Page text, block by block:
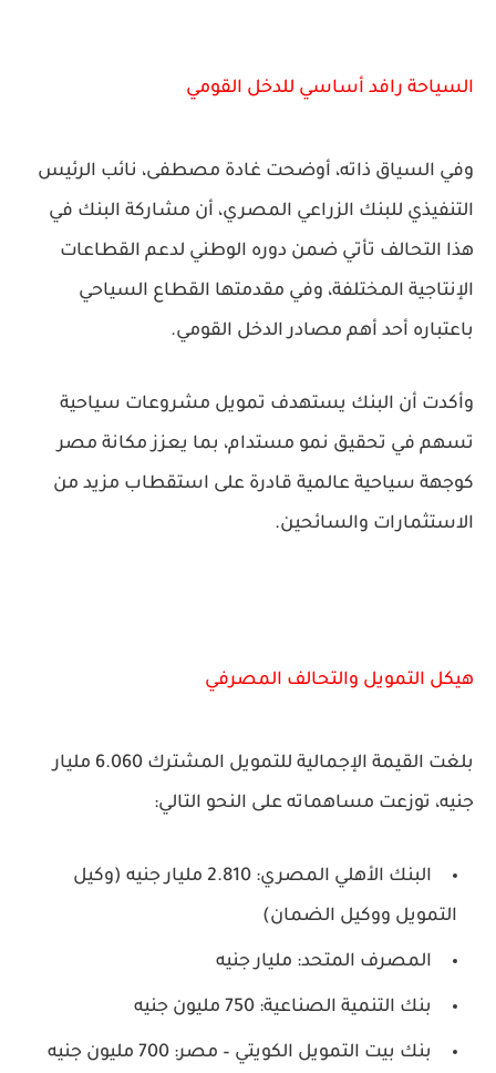
السياحة رافد أساسي للدخل القومي
وفي السياق ذاته، أوضحت غادة مصطفى، نائب الرئيس
التنفيذي للبنك الزراعي المصري، أن مشاركة البنك في
هذا التحالف تأتي ضمن دوره الوطني لدعم القطاعات
الإنتاجية المختلفة، وفي مقدمتها القطاع السياحي
باعتباره أحد أهم مصادر الدخل القومي.
وأكدت أن البنك يستهدف تمويل مشروعات سياحية
تسهم في تحقيق نمو مستدام، بما يعزز مكانة مصر
كوجهة سياحية عالمية قادرة على استقطاب مزيد من
الاستثمارات والسائحين.
هيكل التمويل والتحالف المصرفي
بلغت القيمة الإجمالية للتمويل المشترك
6.060 مليار
جنيه، توزعت مساهماته على النحو التالي:
البنك الأهلي المصري: 2.810 مليار جنيه
(وكيل
التمويل ووكيل الضمان)
المصرف المتحد: مليار جنيه
بنك التنمية الصناعية: 750 مليون جنيه
بنك بيت التمويل الكويتي – مصر: 700 مليون جنيه